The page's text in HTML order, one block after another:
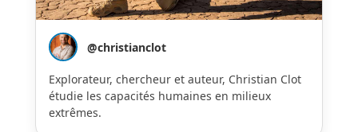
@christianclot
Explorateur, chercheur et auteur, Christian Clot
étudie les capacités humaines en milieux
extrêmes.